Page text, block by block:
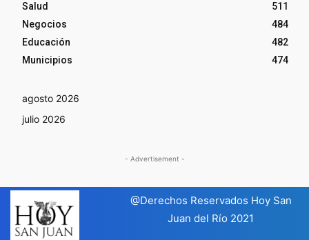
Salud
511
Negocios
484
Educación
482
Municipios
474
agosto 2026
julio 2026
- Advertisement -
@Derechos Reservados Hoy San
Juan del Río 2021